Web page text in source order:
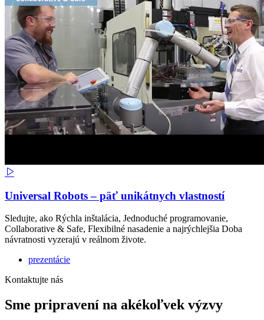
Universal Robots – päť unikátnych vlastností
Sledujte, ako Rýchla inštalácia, Jednoduché programovanie,
Collaborative & Safe, Flexibilné nasadenie a najrýchlejšia Doba
návratnosti vyzerajú v reálnom živote.
prezentácie
Kontaktujte nás
Sme pripravení na akékoľvek výzvy